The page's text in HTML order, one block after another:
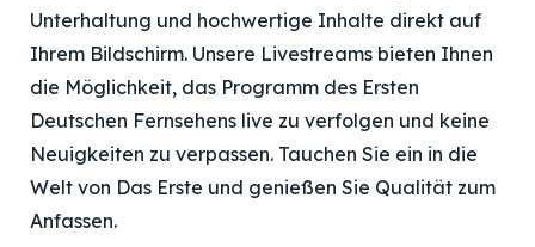
Unterhaltung und hochwertige Inhalte direkt auf
Ihrem Bildschirm. Unsere Livestreams bieten Ihnen
die Möglichkeit, das Programm des Ersten
Deutschen Fernsehens live zu verfolgen und keine
Neuigkeiten zu verpassen. Tauchen Sie ein in die
Welt von Das Erste und genießen Sie Qualität zum
Anfassen.